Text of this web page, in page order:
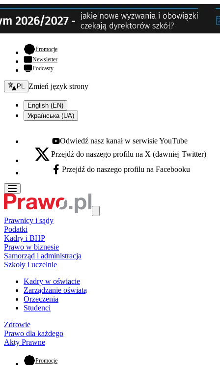
Promocje- otwiera się w nowej karcie
Newsletter
Podcasty
Zmień język - bieżący:
PL Zmień język strony
English (EN)
Українська (UA)
Youtube - otwiera się w nowej karcie
Odwiedź nasz kanał w serwisie YouTube
X - otwiera się w nowej karcie
Przejdź do naszego profilu na X (dawniej Twitter)
Facebook - otwiera się w nowej karcie
Przejdź do naszego profilu na Facebooku
Prawnicy i sądy
Podatki
Kadry i BHP
Prawo w biznesie
Samorząd i administracja
Szkoły i uczelnie
Kadry w oświacie
Zarządzanie oświatą
Orzeczenia
Studenci
Zdrowie
Prawo dla każdego
Akty Prawne
Promocje- otwiera się w nowej karcie